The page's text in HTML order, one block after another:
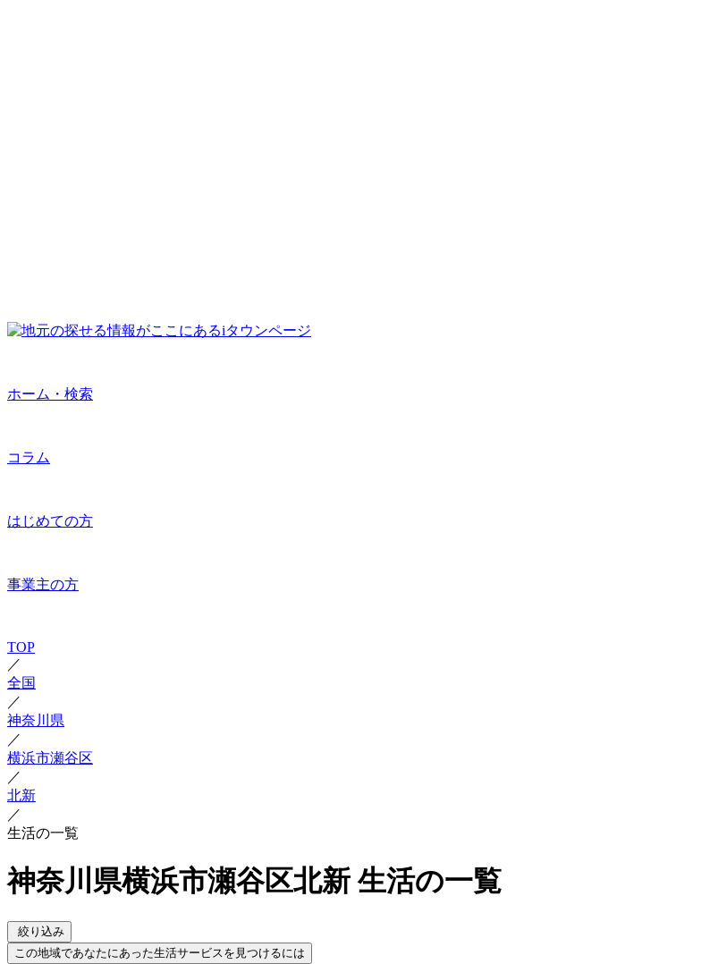
ホーム・検索
コラム
はじめての方
事業主の方
TOP
／
全国
／
神奈川県
／
横浜市瀬谷区
／
北新
／
生活の一覧
神奈川県横浜市瀬谷区北新 生活の一覧
絞り込み
この地域であなたにあった生活サービスを見つけるには